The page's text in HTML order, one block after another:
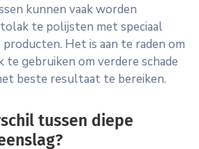
kunnen vaak worden
te polijsten met speciaal
Het is aan te raden om
te gebruiken om verdere schade
beste resultaat te bereiken.
tussen diepe